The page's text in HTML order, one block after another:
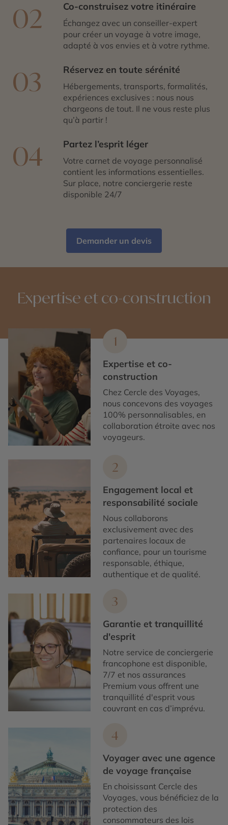
02 Co-construisez votre itinéraire
Échangez avec un conseiller-expert
pour créer un voyage à votre image,
adapté à vos envies et à votre rythme.
03 Réservez en toute sérénité
Hébergements, transports, formalités,
expériences exclusives : nous nous
chargeons de tout. Il ne vous reste plus
qu’à partir !
04 Partez l’esprit léger
Votre carnet de voyage personnalisé
contient les informations essentielles.
Sur place, notre conciergerie reste
disponible 24/7
Demander un devis
Expertise et co-construction
1
Expertise et co-
construction
Chez Cercle des Voyages,
nous concevons des voyages
100% personnalisables, en
collaboration étroite avec nos
voyageurs.
2
Engagement local et
responsabilité sociale
Nous collaborons
exclusivement avec des
partenaires locaux de
confiance, pour un tourisme
responsable, éthique,
authentique et de qualité.
3
Garantie et tranquillité
d'esprit
Notre service de conciergerie
francophone est disponible,
7/7 et nos assurances
Premium vous offrent une
tranquillité d'esprit vous
couvrant en cas d’imprévu.
4
Voyager avec une agence
de voyage française
En choisissant Cercle des
Voyages, vous bénéficiez de la
protection des
consommateurs des lois